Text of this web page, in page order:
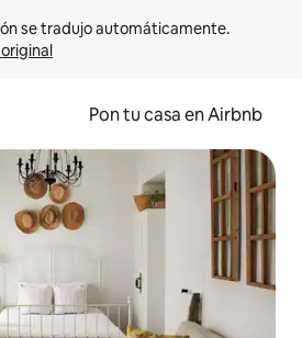
Pon tu casa en Airbnb